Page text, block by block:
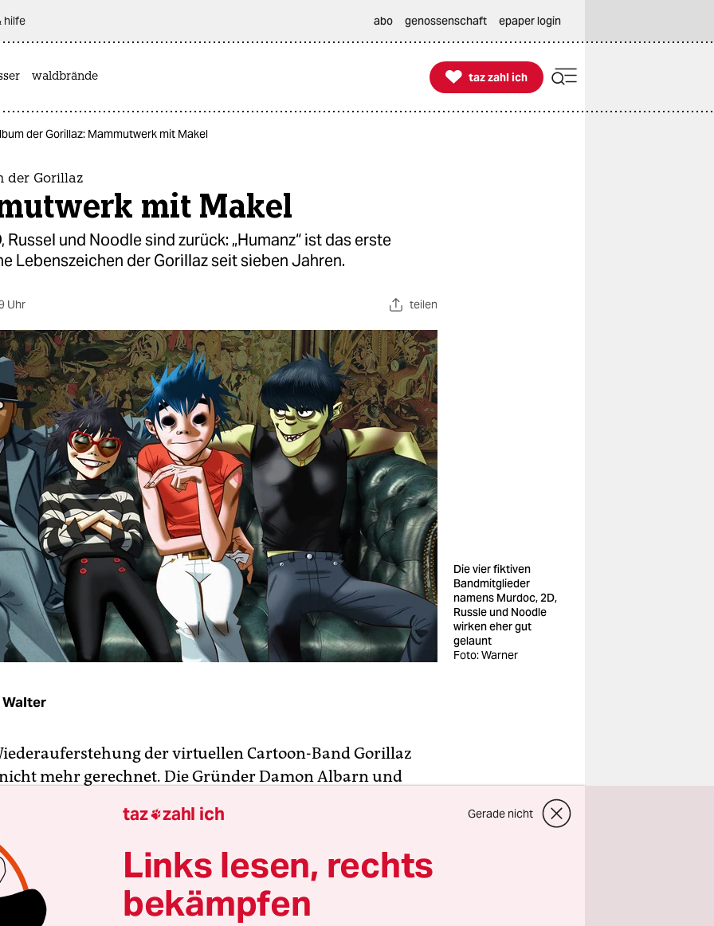
hilfe abo genossenschaft epaper login
waldbrände 
taz zahl ich
taz zahl ich
der Gorillaz: Mammutwerk mit Makel
der Gorillaz
mit Makel
Russel und Noodle sind zurück: „Humanz“ ist das erste
Lebenszeichen der Gorillaz seit sieben Jahren.
Uhr teilen
Die vier fiktiven
Bandmitglieder
namens Murdoc, 2D,
Russle und Noodle
wirken eher gut
gelaunt
Foto: Warner
der virtuellen Cartoon-Band Gorillaz
mehr gerechnet. Die Gründer Damon Albarn und
Sieben Jahre vergingen seit dem letzten Album.
in dem Albarn etliche andere Projekte vorantrieb, gilt er
der umtriebigsten Musiker im britischen Pop. Er
ein Soloalbum namens „Everyday Robots“ (2014), eine
taz zahl ich Gerade nicht
Links lesen, rechts
bekämpfen